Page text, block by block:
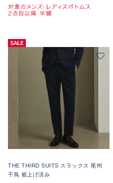
THE THIRD SUITS スラックス 尾州
千鳥 裾上げ済み